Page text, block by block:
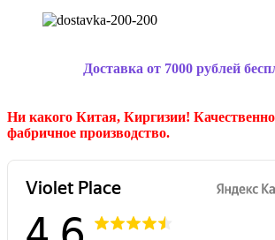
Доставка от 7000 рублей
Ни какого Китая, Киргизии!
фабричное производство.